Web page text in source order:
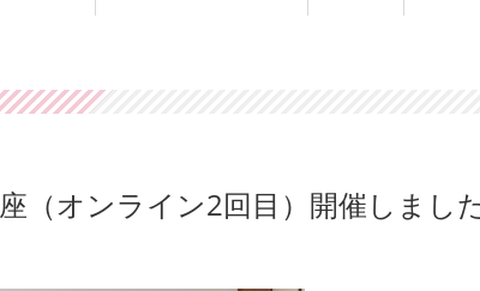
（オンライン2回目）開催しまし